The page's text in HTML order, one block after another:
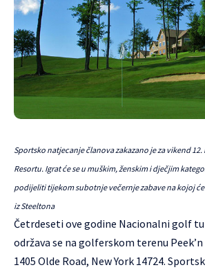
Sportsko natjecanje članova zakazano je za vikend 12.
Resortu. Igrat će se u muškim, ženskim i dječjim
podijeliti tijekom subotnje večernje zabave na kojoj
iz Steeltona
Četrdeseti ove godine Nacionalni golf
održava se na golferskom terenu Peek’n
1405 Olde Road, New York 14724.